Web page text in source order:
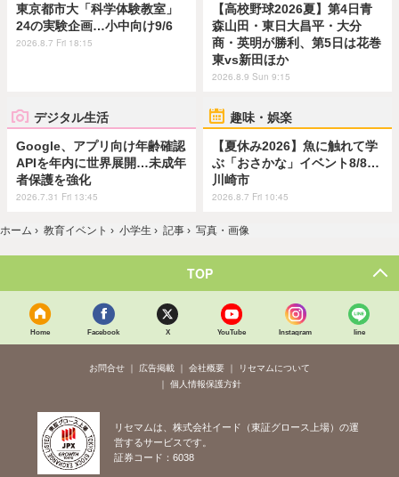
東京都市大「科学体験教室」
24の実験企画…小中向け9/6
2026.8.7 Fri 18:15
【高校野球2026夏】第4日青
森山田・東日大昌平・大分
商・英明が勝利、第5日は花巻
東vs新田ほか
2026.8.9 Sun 9:15
デジタル生活
Google、アプリ向け年齢確認
APIを年内に世界展開…未成年
者保護を強化
2026.7.31 Fri 13:45
趣味・娯楽
【夏休み2026】魚に触れて学
ぶ「おさかな」イベント8/8…
川崎市
2026.8.7 Fri 10:45
ホーム › 教育イベント › 小学生 › 記事 › 写真・画像
TOP
Home Facebook X YouTube Instagram line
お問合せ 広告掲載 会社概要
リセマムについて
個人情報保護方針
リセマムは、株式会社イード（東証グロース上場）の運
営するサービスです。
証券コード：6038